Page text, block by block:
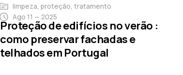
limpeza, proteção, tratamento
Ago 11 — 2025
Proteção de edifícios no verão :
como preservar fachadas e
telhados em Portugal